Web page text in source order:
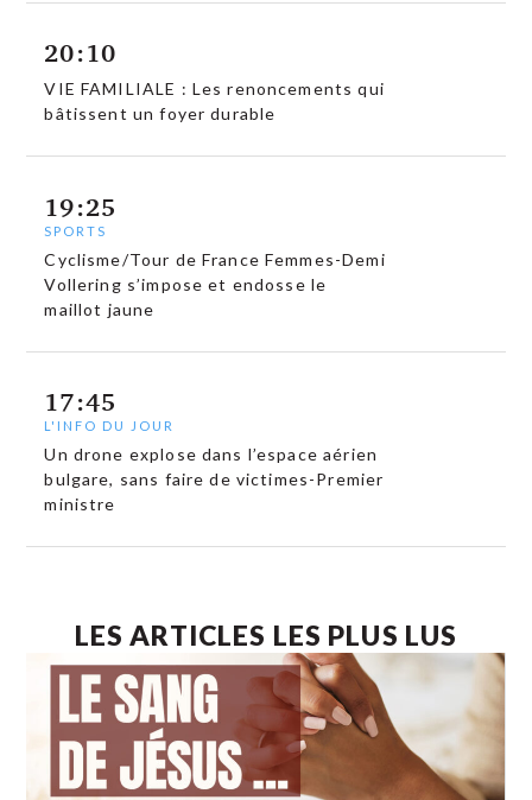
20:10
VIE FAMILIALE : Les renoncements qui
bâtissent un foyer durable
19:25
SPORTS
Cyclisme/Tour de France Femmes-Demi
Vollering s’impose et endosse le
maillot jaune
17:45
L'INFO DU JOUR
Un drone explose dans l’espace aérien
bulgare, sans faire de victimes-Premier
ministre
LES ARTICLES LES PLUS LUS